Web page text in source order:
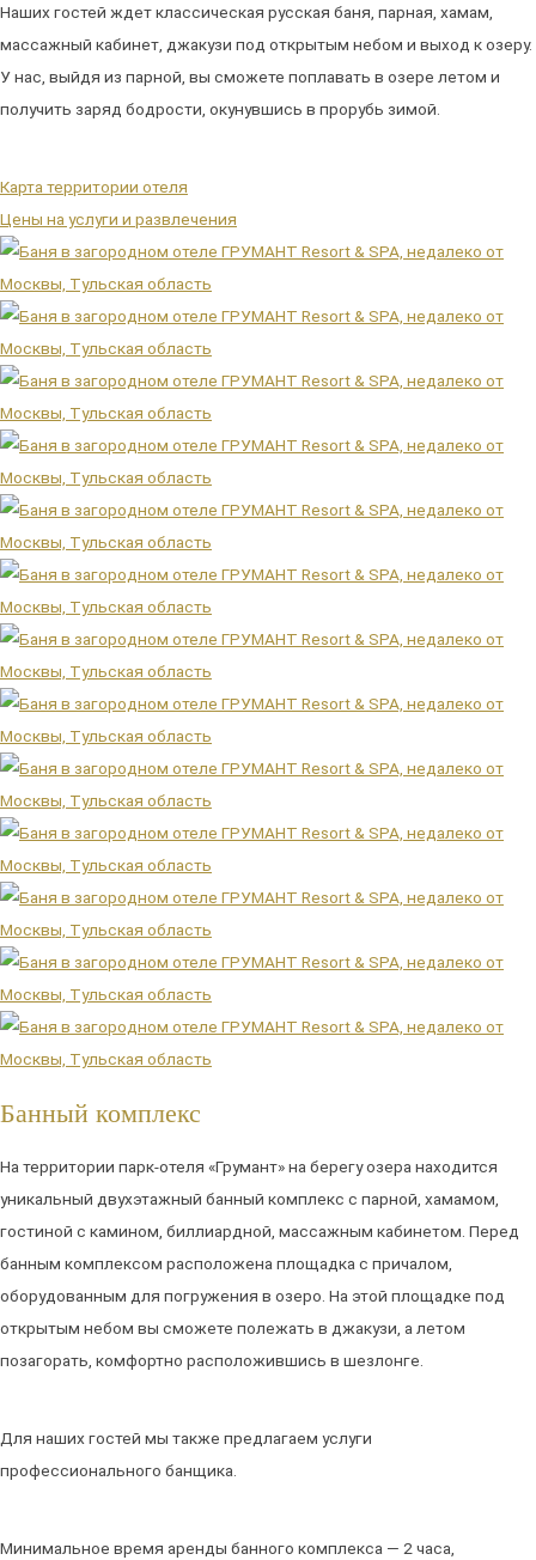
Наших гостей ждет классическая русская баня, парная, хамам,
массажный кабинет, джакузи под открытым небом и выход к озеру.
У нас, выйдя из парной, вы сможете поплавать в озере летом и
получить заряд бодрости, окунувшись в прорубь зимой.
Карта территории отеля
Цены на услуги и развлечения
Банный комплекс
На территории парк-отеля «Грумант» на берегу озера находится
уникальный двухэтажный банный комплекс с парной, хамамом,
гостиной с камином, биллиардной, массажным кабинетом. Перед
банным комплексом расположена площадка с причалом,
оборудованным для погружения в озеро. На этой площадке под
открытым небом вы сможете полежать в джакузи, а летом
позагорать, комфортно расположившись в шезлонге.
Для наших гостей мы также предлагаем услуги
профессионального банщика.
Минимальное время аренды банного комплекса — 2 часа,